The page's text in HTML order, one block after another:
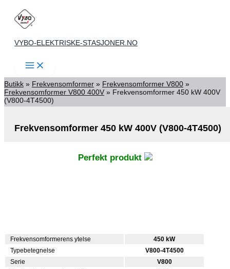
Skip
content
VYBO-ELEKTRISKE-STASJONER.NO
Butikk » Frekvensomformer » Frekvensomformer V800 »
Frekvensomformer V800 400V » Frekvensomformer 450 kW 400V
(V800-4T4500)
Frekvensomformer 450 kW 400V (V800-4T4500)
Perfekt produkt
Frekvensomformerens ytelse
450 kW
Typebetegnelse
V800-4T4500
Serie
V800